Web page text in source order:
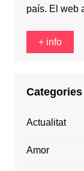
país. El web
+ info
Categories
Actualitat
Amor